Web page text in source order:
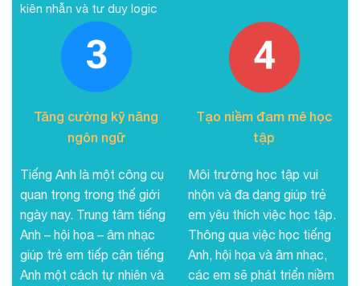
kiên nhẫn và tư duy logic
Tăng cường kỹ năng
ngôn ngữ
Tiếng Anh là một công cụ
quan trọng trong thế giới
ngày nay. Trung tâm tiếng
Anh – hội họa – âm nhạc
giúp trẻ em tiếp cận tiếng
Anh một cách tự nhiên và
Tạo niềm đam mê học
tập
Môi trường học tập vui
nhộn và đa dạng giúp trẻ
em yêu thích việc học tập.
Thông qua việc học tiếng
Anh, hội họa và âm nhạc,
các em sẽ phát triển niềm